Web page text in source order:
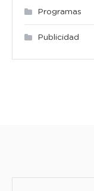
Programas
Publicidad